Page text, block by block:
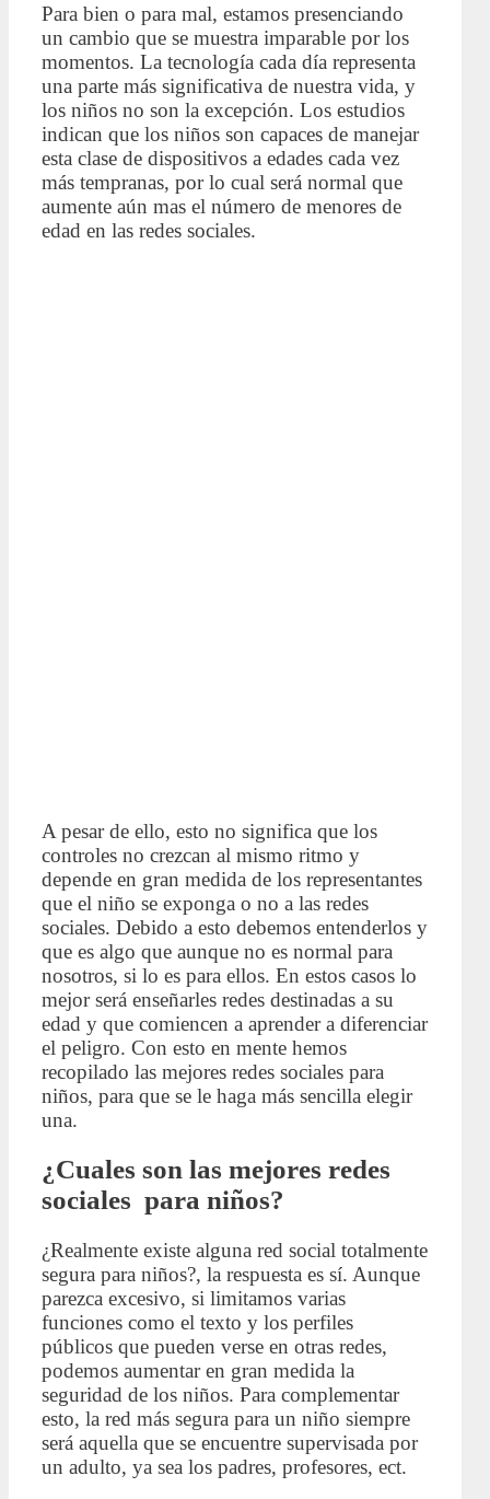
Para bien o para mal, estamos presenciando
un cambio que se muestra imparable por los
momentos. La tecnología cada día representa
una parte más significativa de nuestra vida, y
los niños no son la excepción. Los estudios
indican que los niños son capaces de manejar
esta clase de dispositivos a edades cada vez
más tempranas, por lo cual será normal que
aumente aún mas el número de menores de
edad en las redes sociales.
A pesar de ello, esto no significa que los
controles no crezcan al mismo ritmo y
depende en gran medida de los representantes
que el niño se exponga o no a las redes
sociales. Debido a esto debemos entenderlos y
que es algo que aunque no es normal para
nosotros, si lo es para ellos. En estos casos lo
mejor será enseñarles redes destinadas a su
edad y que comiencen a aprender a diferenciar
el peligro. Con esto en mente hemos
recopilado las mejores redes sociales para
niños, para que se le haga más sencilla elegir
una.
¿Cuales son las mejores redes
sociales para niños?
¿Realmente existe alguna red social totalmente
segura para niños?, la respuesta es sí. Aunque
parezca excesivo, si limitamos varias
funciones como el texto y los perfiles
públicos que pueden verse en otras redes,
podemos aumentar en gran medida la
seguridad de los niños. Para complementar
esto, la red más segura para un niño siempre
será aquella que se encuentre supervisada por
un adulto, ya sea los padres, profesores, ect.